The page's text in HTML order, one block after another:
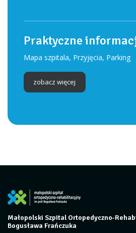
Praktyczne
Mapa szpitala, Przyjęcia, Parking
zobacz więcej
Małopolski Szpital Ortopedyczno-
Bogusława Frańczuka